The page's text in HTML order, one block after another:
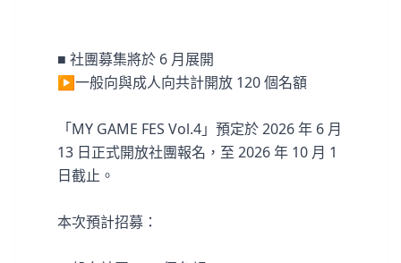
■ 社團募集將於 6 月展開
▶一般向與成人向共計開放 120 個名額
「MY GAME FES Vol.4」預定於 2026 年 6 月
13 日正式開放社團報名，至 2026 年 10 月 1
日截止。
本次預計招募：